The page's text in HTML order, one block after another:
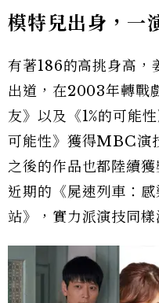
模特兒出身，一
有著186的高挑身高
出道，在2003年轉戰
友》以及《1%的可能
可能性》獲得MBC演
之後的作品也都陸續
近期的《屍速列車：
站》，實力派演技同樣